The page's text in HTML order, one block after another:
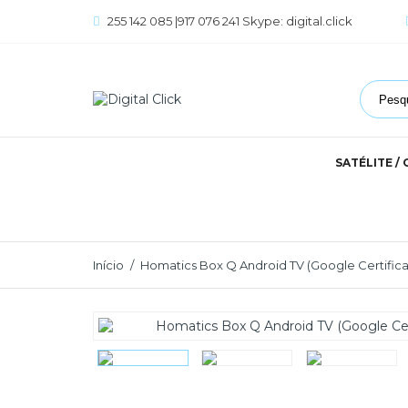
255 142 085 |917 076 241 Skype: digital.click
SATÉLITE /
Início Homatics Box Q Android TV (Google